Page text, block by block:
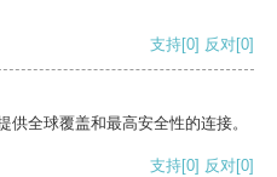
支持[0] 反对[0]
全球覆盖和最高安全性的连接。
支持[0] 反对[0]